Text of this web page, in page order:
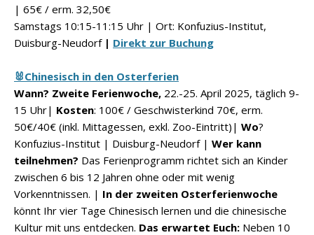
| 65€ / erm. 32,50€
Samstags 10:15-11:15 Uhr | Ort: Konfuzius-Institut,
Duisburg-Neudorf| Direkt zur Buchung
🐰Chinesisch in den Osterferien
Wann? Zweite Ferienwoche, 22.-25. April 2025, täglich 9-
15 Uhr| Kosten: 100€ / Geschwisterkind 70€, erm.
50€/40€ (inkl. Mittagessen, exkl. Zoo-Eintritt)| Wo?
Konfuzius-Institut | Duisburg-Neudorf | Wer kann
teilnehmen? Das Ferienprogramm richtet sich an Kinder
zwischen 6 bis 12 Jahren ohne oder mit wenig
Vorkenntnissen. | In der zweiten Osterferienwoche
könnt Ihr vier Tage Chinesisch lernen und die chinesische
Kultur mit uns entdecken. Das erwartet Euch: Neben 10